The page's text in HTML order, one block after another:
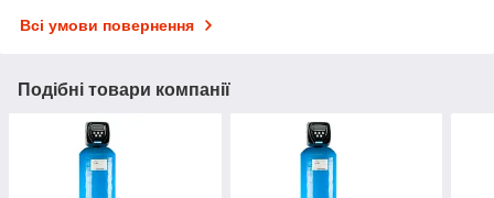
Всі умови повернення
Подібні товари компанії